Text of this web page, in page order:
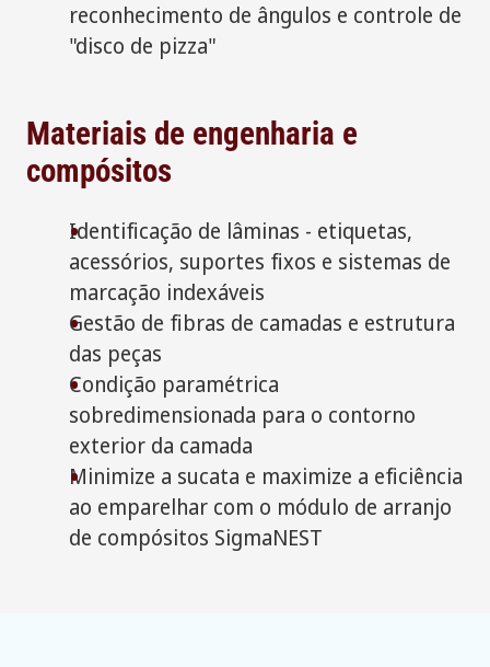
reconhecimento de ângulos e controle de
"disco de pizza"
Materiais de engenharia e
compósitos
Identificação de lâminas - etiquetas,
acessórios, suportes fixos e sistemas de
marcação indexáveis
Gestão de fibras de camadas e estrutura
das peças
Condição paramétrica
sobredimensionada para o contorno
exterior da camada
Minimize a sucata e maximize a eficiência
ao emparelhar com o módulo de arranjo
de compósitos SigmaNEST